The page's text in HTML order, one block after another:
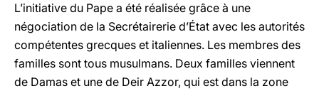
L’initiative du Pape a été réalisée grâce à une
négociation de la Secrétairerie d’État avec les autorités
compétentes grecques et italiennes. Les membres des
familles sont tous musulmans. Deux familles viennent
de Damas et une de Deir Azzor, qui est dans la zone